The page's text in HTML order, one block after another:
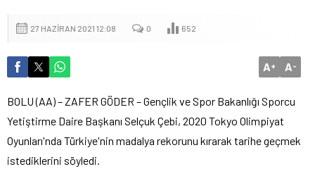
27 HAZIRAN 2021 12:08 0 652
A+ A-
BOLU (AA) – ZAFER GÖDER – Gençlik ve Spor Bakanlığı Sporcu
Yetiştirme Daire Başkanı Selçuk Çebi, 2020 Tokyo Olimpiyat
Oyunları'nda Türkiye'nin madalya rekorunu kırarak tarihe geçmek
istediklerini söyledi.